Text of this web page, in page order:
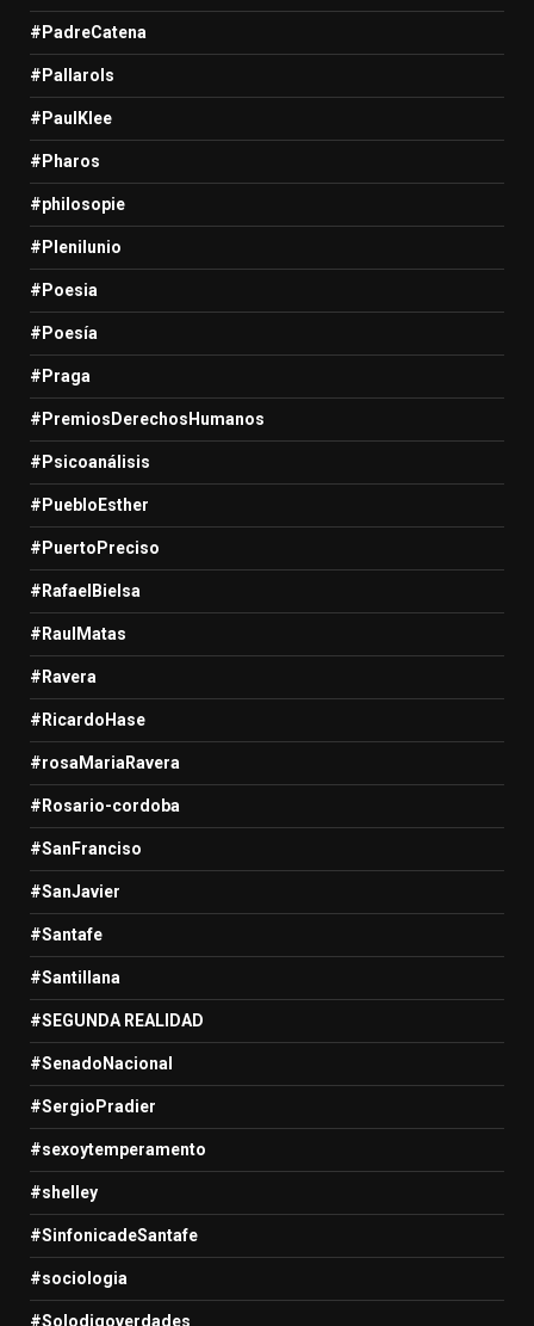
#PadreCatena
#Pallarols
#PaulKlee
#Pharos
#philosopie
#Plenilunio
#Poesia
#Poesía
#Praga
#PremiosDerechosHumanos
#Psicoanálisis
#PuebloEsther
#PuertoPreciso
#RafaelBielsa
#RaulMatas
#Ravera
#RicardoHase
#rosaMariaRavera
#Rosario-cordoba
#SanFranciso
#SanJavier
#Santafe
#Santillana
#SEGUNDA REALIDAD
#SenadoNacional
#SergioPradier
#sexoytemperamento
#shelley
#SinfonicadeSantafe
#sociologia
#Solodigoverdades